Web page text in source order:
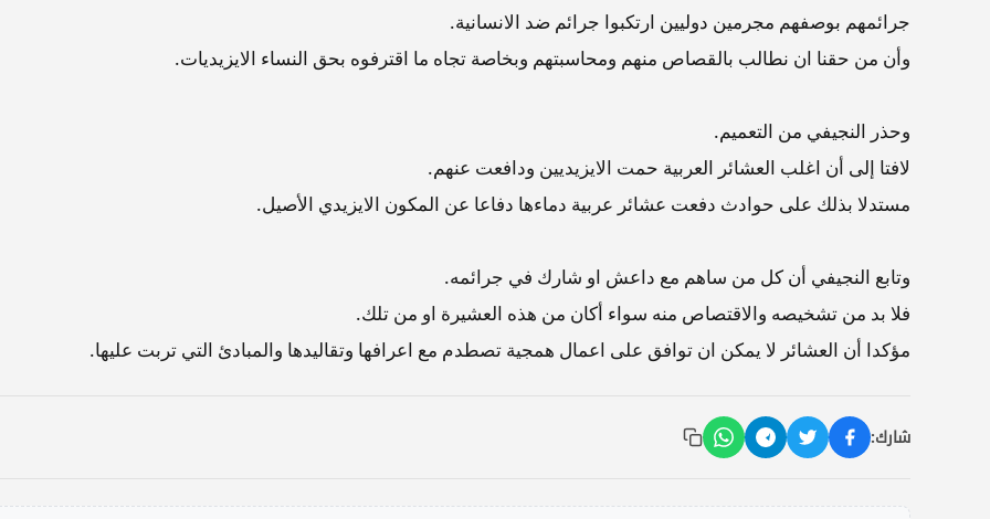
جرائمهم بوصفهم مجرمين دوليين ارتكبوا جرائم ضد الانسانية.
وأن من حقنا ان نطالب بالقصاص منهم ومحاسبتهم وبخاصة تجاه ما اقترفوه بحق النساء الايزيديات.
وحذر النجيفي من التعميم.
لافتا إلى أن اغلب العشائر العربية حمت الايزيديين ودافعت عنهم.
مستدلا بذلك على حوادث دفعت عشائر عربية دماءها دفاعا عن المكون الايزيدي الأصيل.
وتابع النجيفي أن كل من ساهم مع داعش او شارك في جرائمه.
فلا بد من تشخيصه والاقتصاص منه سواء أكان من هذه العشيرة او من تلك.
مؤكدا أن العشائر لا يمكن ان توافق على اعمال همجية تصطدم مع اعرافها وتقاليدها والمبادئ التي تربت عليها.
شارك: